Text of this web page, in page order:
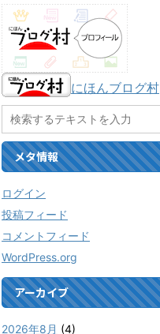
にほんブログ村
メタ情報
ログイン
投稿フィード
コメントフィード
WordPress.org
アーカイブ
2026年8月 (4)